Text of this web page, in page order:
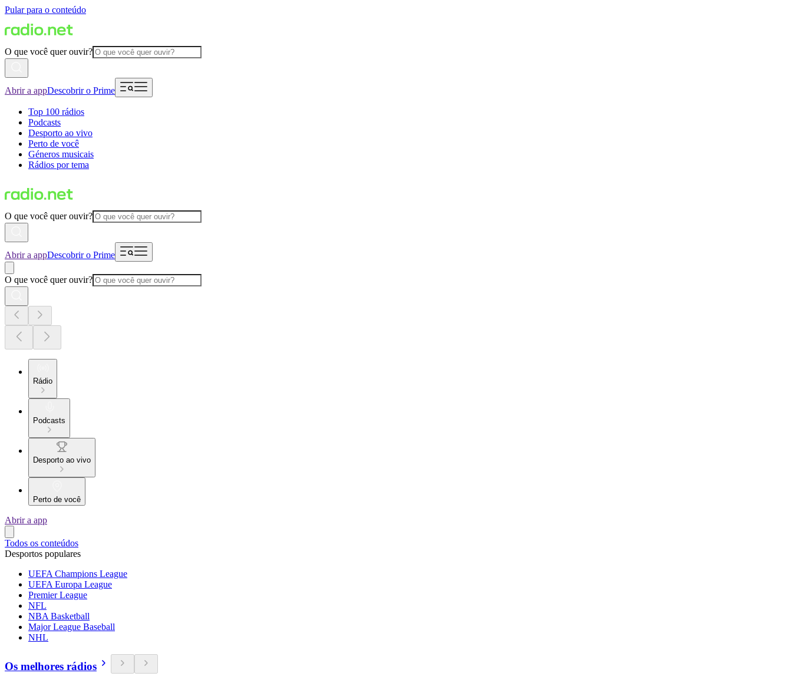
Pular para o conteúdo
O que você quer ouvir?
Abrir a appDescobrir o Prime
Top 100 rádios
Podcasts
Desporto ao vivo
Perto de você
Géneros musicais
Rádios por tema
O que você quer ouvir?
Abrir a appDescobrir o Prime
O que você quer ouvir?
Rádio
Podcasts
Desporto ao vivo
Perto de você
Abrir a app
Todos os conteúdos
Desportos populares
UEFA Champions League
UEFA Europa League
Premier League
NFL
NBA Basketball
Major League Baseball
NHL
Os melhores rádios